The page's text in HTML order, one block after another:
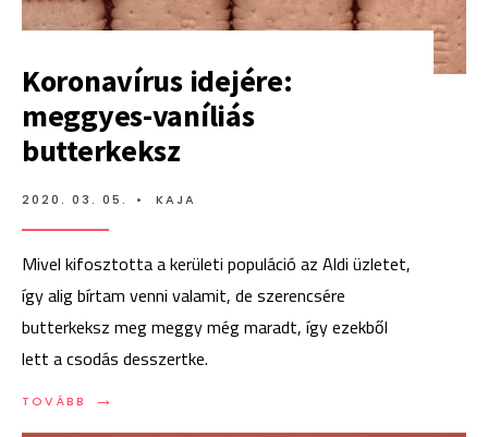
Koronavírus idejére:
meggyes-vaníliás
butterkeksz
2020. 03. 05. • KAJA
Mivel kifosztotta a kerületi populáció az Aldi üzletet,
így alig bírtam venni valamit, de szerencsére
butterkeksz meg meggy még maradt, így ezekből
lett a csodás desszertke.
TOVÁBB →
TOVÁBB: